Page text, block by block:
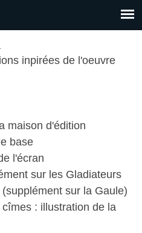
inpirées de l'oeuvre
maison d'édition
base
l'écran
sur les Gladiateurs
sur la Gaule)
: illustration de la